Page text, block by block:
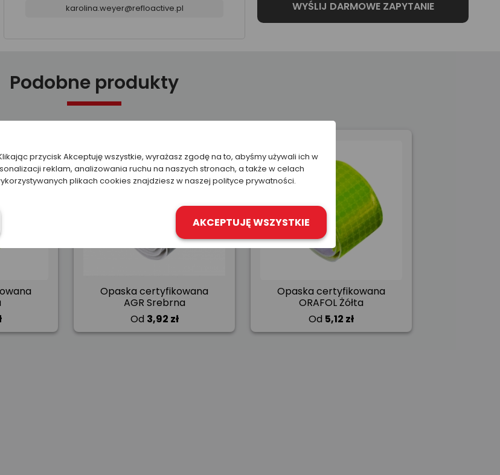
karolina.weyer@refloactive.pl
Podobne produkty
Opaska certyfikowana
AGR Srebrna
Od 3,92 zł
Opaska certyfikowana
ORAFOL Żółta
Od 5,12 zł
przycisk Akceptuję wszystkie, wyrażasz zgodę na to, abyśmy używali ich w
reklam, analizowania ruchu na naszych stronach, a także w celach
plikach cookies znajdziesz w naszej polityce prywatności.
AKCEPTUJĘ WSZYSTKIE